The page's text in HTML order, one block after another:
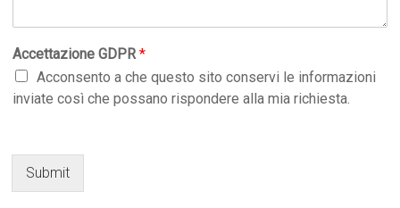
Accettazione GDPR*
Acconsento a che questo sito conservi le informazioni
inviate così che possano rispondere alla mia richiesta.
Submit